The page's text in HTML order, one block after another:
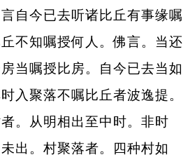
自今已去听诸比丘有事缘嘱
不知嘱授何人。佛言。当还
当嘱授比房。自今已去当如
入聚落不嘱比丘者波逸提。
。从明相出至中时。非时
出。村聚落者。四种村如